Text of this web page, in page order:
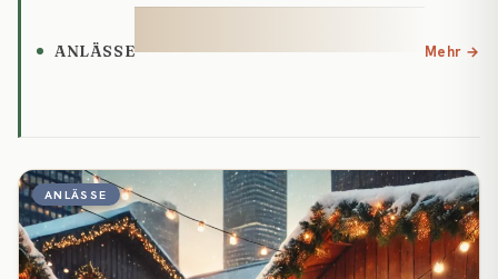
ANLÄSSE Mehr →
ANLÄSSE